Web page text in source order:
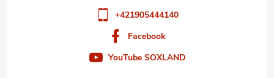
+421905444140
Facebook
YouTube SOXLAND